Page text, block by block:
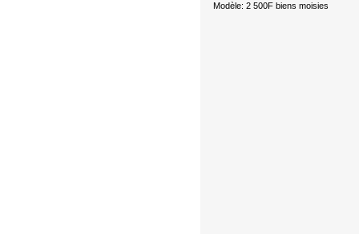
Modèle: 2 500F biens moisies